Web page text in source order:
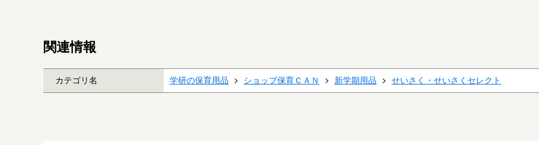
関連情報
カテゴリ名 学研の保育用品 ショップ保育ＣＡＮ 新学期用品 せいさく・せいさくセレクト